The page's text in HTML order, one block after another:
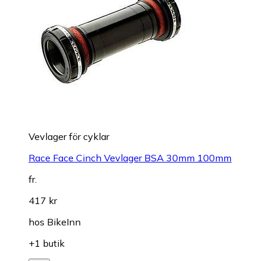
Vevlager för cyklar
Race Face Cinch Vevlager BSA 30mm 100mm
fr.
417 kr
hos BikeInn
+1 butik